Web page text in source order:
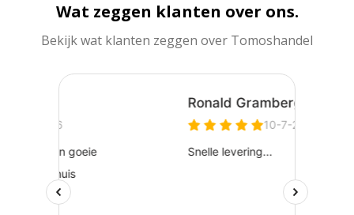
Wat zeggen klanten over ons.
Bekijk wat klanten zeggen over Tomoshandel